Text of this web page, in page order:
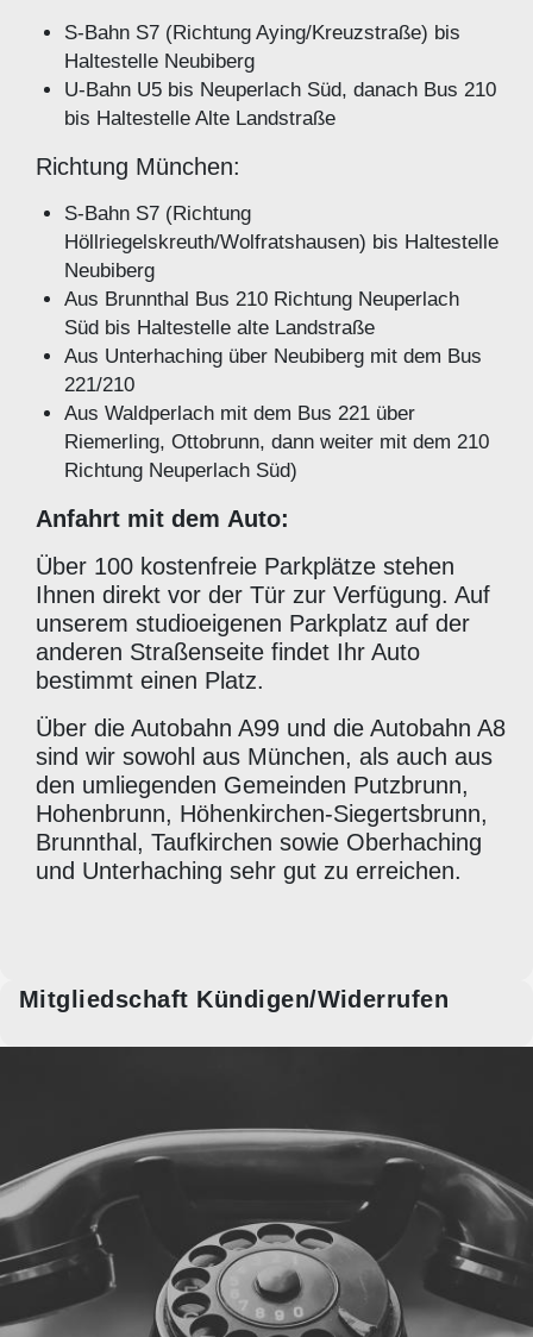
S-Bahn S7 (Richtung Aying/Kreuzstraße) bis
Haltestelle Neubiberg
U-Bahn U5 bis Neuperlach Süd, danach Bus 210
bis Haltestelle Alte Landstraße
Richtung München:
S-Bahn S7 (Richtung
Höllriegelskreuth/Wolfratshausen) bis Haltestelle
Neubiberg
Aus Brunnthal Bus 210 Richtung Neuperlach
Süd bis Haltestelle alte Landstraße
Aus Unterhaching über Neubiberg mit dem Bus
221/210
Aus Waldperlach mit dem Bus 221 über
Riemerling, Ottobrunn, dann weiter mit dem 210
Richtung Neuperlach Süd)
Anfahrt mit dem Auto:
Über 100 kostenfreie Parkplätze stehen
Ihnen direkt vor der Tür zur Verfügung. Auf
unserem studioeigenen Parkplatz auf der
anderen Straßenseite findet Ihr Auto
bestimmt einen Platz.
Über die Autobahn A99 und die Autobahn A8
sind wir sowohl aus München, als auch aus
den umliegenden Gemeinden Putzbrunn,
Hohenbrunn, Höhenkirchen-Siegertsbrunn,
Brunnthal, Taufkirchen sowie Oberhaching
und Unterhaching sehr gut zu erreichen.
Mitgliedschaft Kündigen/Widerrufen